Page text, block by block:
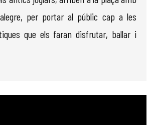
per portar al públic cap a les
que els faran disfrutar, ballar i